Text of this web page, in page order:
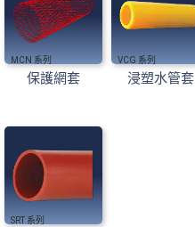
MCN
保護網套
VCG
浸塑水管套
SRT